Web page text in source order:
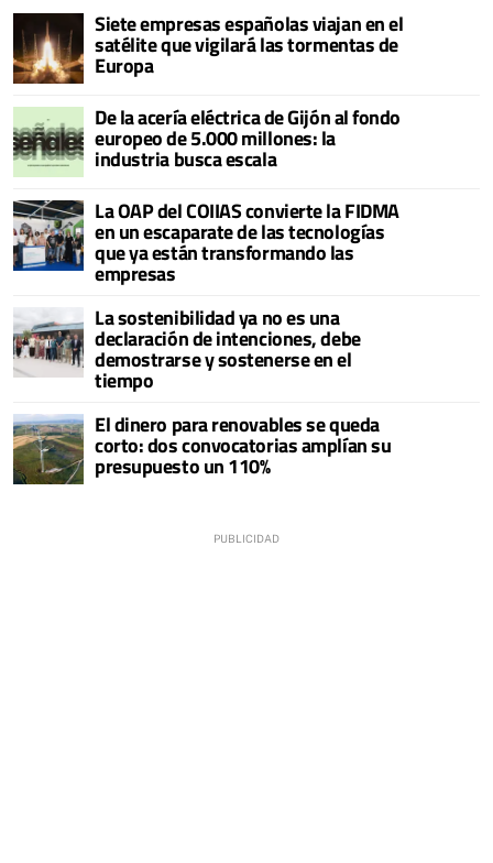
Siete empresas españolas viajan en el
satélite que vigilará las tormentas de
Europa
De la acería eléctrica de Gijón al fondo
europeo de 5.000 millones: la
industria busca escala
La OAP del COIIAS convierte la FIDMA
en un escaparate de las tecnologías
que ya están transformando las
empresas
La sostenibilidad ya no es una
declaración de intenciones, debe
demostrarse y sostenerse en el
tiempo
El dinero para renovables se queda
corto: dos convocatorias amplían su
presupuesto un 110%